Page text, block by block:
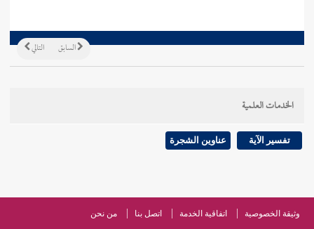
التالي السابق
الخدمات العلمية
تفسير الآية عناوين الشجرة
وثيقة الخصوصية اتفاقية الخدمة اتصل بنا من نحن